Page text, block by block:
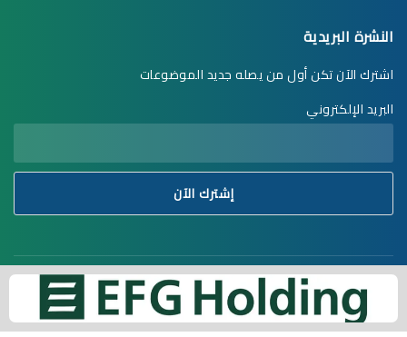
النشرة البريدية
اشترك الآن تكن أول من يصله جديد الموضوعات
البريد الإلكتروني